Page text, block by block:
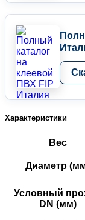
Характеристики
Вес
Диаметр
Условный
DN (мм)